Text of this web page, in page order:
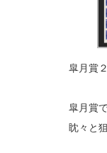
皐月賞
皐月賞
眈々と